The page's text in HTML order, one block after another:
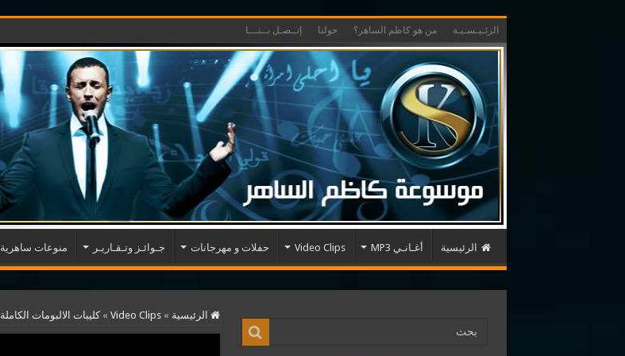
الرئـيـسـيـة من هو كاظم الساهر؟ حولنا إتــصـل بــنـــا
الرئيسية أغـانـي MP3 Video Clips حفلات و مهرجانات جـوائـز وتـقـاريـر منوعات ساهرية
الرئيسية »
Video Clips
» كليبات الالبومات الكاملة